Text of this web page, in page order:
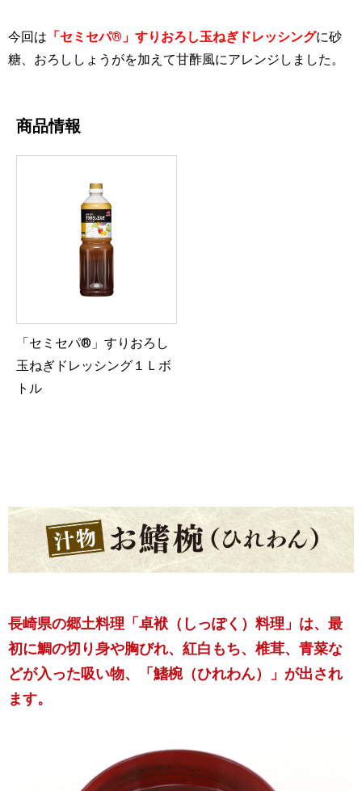
今回は 「セミセパ®」すりおろし玉ねぎドレッシングに砂
糖、おろししょうがを加えて甘酢風にアレンジしました。
商品情報
「セミセパ®」すりおろし
玉ねぎドレッシング１Ｌボ
トル
長崎県の郷土料理「卓袱（しっぽく）料理」は、最
初に鯛の切り身や胸びれ、紅白もち、椎茸、青菜な
どが入った吸い物、「鰭椀（ひれわん）」が出され
ます。